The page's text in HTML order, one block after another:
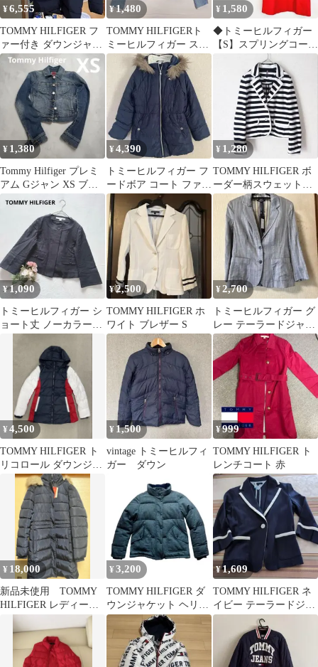
¥6,555
TOMMY HILFIGER フ
ァー付き ダウンジャケ
ット ブラック
¥1,480
TOMMY HILFIGERト
ミーヒルフィガー スト
ライプ マリンジャケッ
¥ 1,580
◆トミーヒルフィガー
【S】スプリングコート
デザイン 綿100% 牛革
きれいめ
¥ 1,380
Tommy Hilfiger プレミ
アム Gジャン XS ブル
ー
¥4,390
トミーヒルフィガー フ
ードボア コート ファー
フード キルティング L
紺
¥ 1,280
TOMMY HILFIGER ボ
ーダー柄スウェットテ
ーラードジャケット
¥1,090
トミーヒルフィガー シ
ョート丈 ノーカラージ
マル 麻 綿
¥2,500
TOMMY HILFIGER ホ
ワイト ブレザー S
¥2,700
トミーヒルフィガー グ
レー テーラードジャケ
ット ストライプ裏地
¥4,500
TOMMY HILFIGER ト
リコロール ダウンジャ
ケット フード付き
¥ 1,500
vintage トミーヒルフィ
ガー ダウン
¥999
TOMMY HILFIGER ト
レンチコート 赤
¥ 18,000
新品未使用 TOMMY
HILFIGER レディー
ス アウター
¥ 3,200
TOMMY HILFIGER ダ
ウンジャケット ヘリン
ボーン柄
¥1,609
TOMMY HILFIGER ネ
イビー テーラードジャ
ケット S